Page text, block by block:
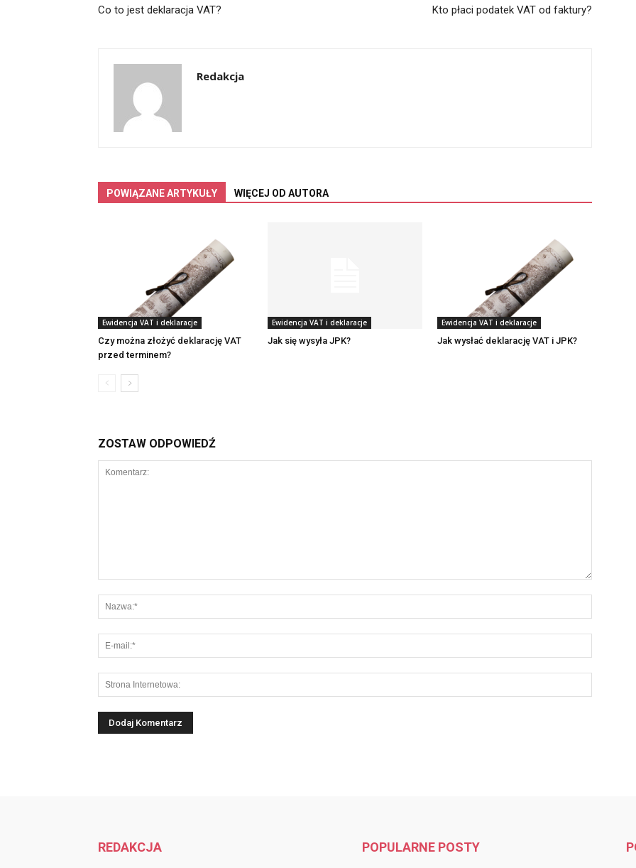
Co to jest deklaracja VAT? Kto płaci podatek VAT od faktury?
Redakcja
POWIĄZANE ARTYKUŁY WIĘCEJ OD AUTORA
Ewidencja VAT i deklaracje
Czy można złożyć deklarację VAT
przed terminem?
Ewidencja VAT i deklaracje
Jak się wysyła JPK?
Ewidencja VAT i deklaracje
Jak wysłać deklarację VAT i JPK?
ZOSTAW ODPOWIEDŹ
REDAKCJA POPULARNE POSTY